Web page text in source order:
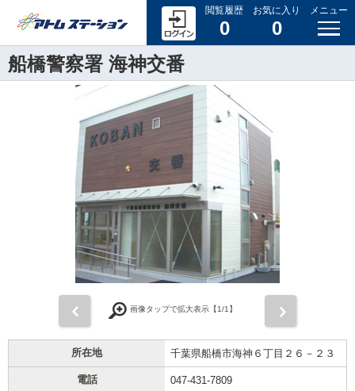
閲覧履歴
0
お気に入り
0
メニュー
船橋警察署 海神交番
画像タップで拡大表示【1/1】
所在地 千葉県船橋市海神６丁目２６－２３
電話 047-431-7809